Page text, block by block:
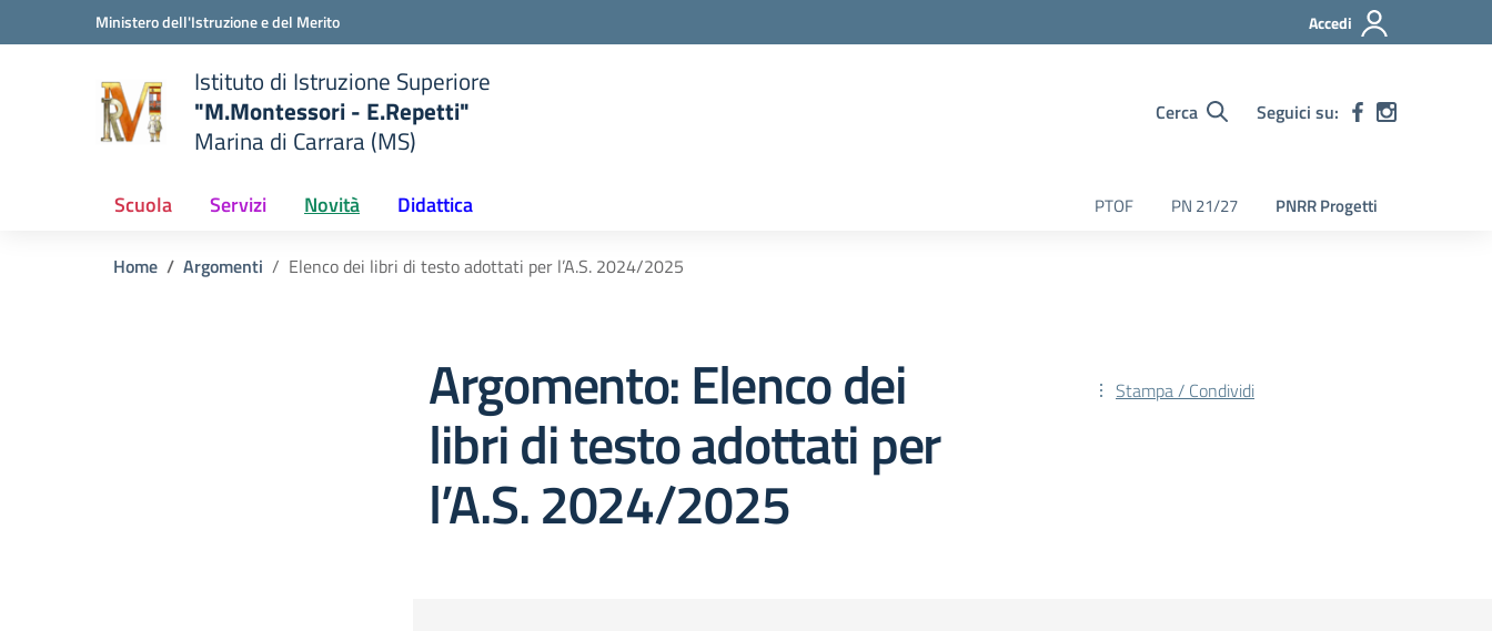
Vai ai contenuti
Vai al menu di navigazioneMinistero dell'Istruzione e del Merito Accedi
Istituto di Istruzione Superiore
"M.Montessori - E.Repetti"
Marina di Carrara (MS)
Cerca Seguici su:
Scuola Servizi Novità Didattica PTOF PN 21/27 PNRR Progetti
Home Argomenti Elenco dei libri di testo adottati per l’A.S. 2024/2025
Argomento: Elenco dei
libri di testo adottati per
l’A.S. 2024/2025
Stampa / Condividi